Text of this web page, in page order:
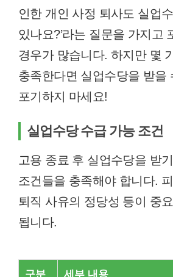
인한 개인 사정 퇴사도 실업
있나요?’라는 질문을 가지고
경우가 많습니다. 하지만 몇
충족한다면 실업수당을 받을
포기하지 마세요!
실업수당 수급 가능 조건
고용 종료 후 실업수당을 받
조건들을 충족해야 합니다.
퇴직 사유의 정당성 등이 중
됩니다.
구분 세부 내용